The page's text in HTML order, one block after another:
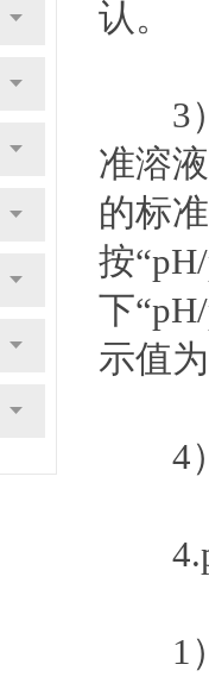
认。
3
准溶
的标
按
下
示值
4
1